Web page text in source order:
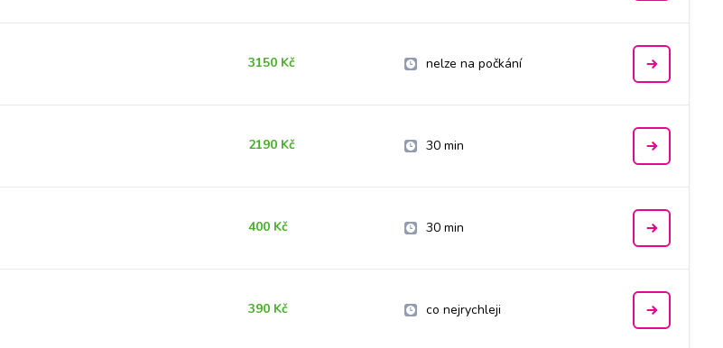
3150 Kč nelze na počkání
2190 Kč 30 min
400 Kč 30 min
390 Kč co nejrychleji